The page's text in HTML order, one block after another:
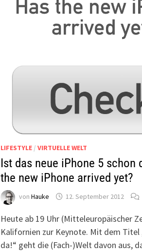
LIFESTYLE/ VIRTUELLE WELT
Ist das neue iPhone 5 schon
the new iPhone arrived yet?
von Hauke 12. September 2012
Heute ab 19 Uhr (Mitteleuropäischer
Kalifornien zur Keynote. Mit dem Titel
da!“ geht die (Fach-)Welt davon aus,